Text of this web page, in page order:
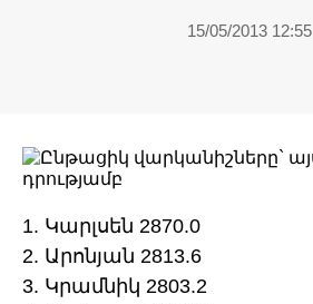
15/05/2013 12:55
1. Կարլսեն 2870.0
2. Արոնյան 2813.6
3. Կրամնիկ 2803.2